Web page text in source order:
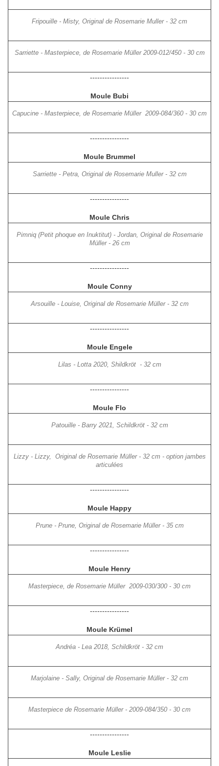
Fripouille - Misty, Original de Rosemarie Muller - 32 cm
Sarriette - Masterpiece, de Rosemarie Müller 2009-012/450 - 30 cm
----------------
Moule Bubi
Capucine - Masterpiece, de Rosemarie Müller 2009-084/360 - 30 cm
----------------
Moule Brummel
Sarriette - Petra, Original de Rosemarie Muller - 32 cm
----------------
Moule Chris
Pimniq (Petit phoque en Inuktitut) - Jordan, Original de Rosemarie
Müller - 26 cm
----------------
Moule Conny
Arsouille - Louise, Original de Rosemarie Müller - 32 cm
----------------
Moule Engele
Lilas - Lotta 2020, Shildkröt - 32 cm
----------------
Moule Flo
Patouille - Barry 2021, Schildkröt - 32 cm
Lizzy - Lizzy, Original de Rosemarie Müller - 32 cm - option jambes
articulées
----------------
Moule Happy
Prune - Prune, Original de Rosemarie Müller - 35 cm
----------------
Moule Henry
Masterpiece, de Rosemarie Müller 2009-030/300 - 30 cm
----------------
Moule Krümel
Andréa - Lea 2018, Schildkröt - 32 cm
Marjolaine - Sally, Original de Rosemarie Müller - 32 cm
Masterpiece de Rosemarie Müller - 2009-084/350 - 30 cm
----------------
Moule Leslie